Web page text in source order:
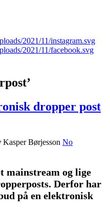
dropper post
Kasper Børjesson No
mainstream og lige
Derfor har
på en elektronisk